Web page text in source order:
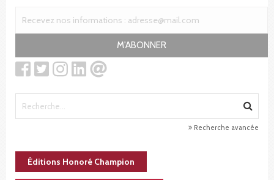
M'ABONNER
Recherche avancée
Éditions Honoré Champion